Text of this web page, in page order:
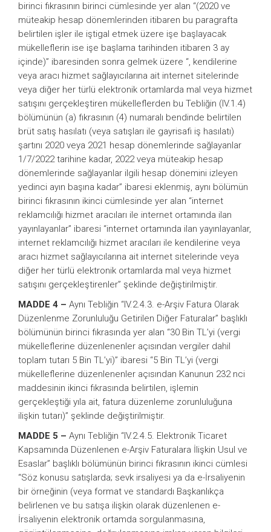
birinci fıkrasının birinci cümlesinde yer alan “(2020 ve
müteakip hesap dönemlerinden itibaren bu paragrafta
belirtilen işler ile iştigal etmek üzere işe başlayacak
mükelleflerin ise işe başlama tarihinden itibaren 3 ay
içinde)” ibaresinden sonra gelmek üzere “, kendilerine
veya aracı hizmet sağlayıcılarına ait internet sitelerinde
veya diğer her türlü elektronik ortamlarda mal veya hizmet
satışını gerçekleştiren mükelleflerden bu Tebliğin (IV.1.4)
bölümünün (a) fıkrasının (4) numaralı bendinde belirtilen
brüt satış hasılatı (veya satışları ile gayrisafi iş hasılatı)
şartını 2020 veya 2021 hesap dönemlerinde sağlayanlar
1/7/2022 tarihine kadar, 2022 veya müteakip hesap
dönemlerinde sağlayanlar ilgili hesap dönemini izleyen
yedinci ayın başına kadar” ibaresi eklenmiş, aynı bölümün
birinci fıkrasının ikinci cümlesinde yer alan “internet
reklamcılığı hizmet aracıları ile internet ortamında ilan
yayınlayanlar” ibaresi “internet ortamında ilan yayınlayanlar,
internet reklamcılığı hizmet aracıları ile kendilerine veya
aracı hizmet sağlayıcılarına ait internet sitelerinde veya
diğer her türlü elektronik ortamlarda mal veya hizmet
satışını gerçekleştirenler” şeklinde değiştirilmiştir.
MADDE 4 – Aynı Tebliğin “IV.2.4.3. e-Arşiv Fatura Olarak
Düzenlenme Zorunluluğu Getirilen Diğer Faturalar” başlıklı
bölümünün birinci fıkrasında yer alan “30 Bin TL’yi (vergi
mükelleflerine düzenlenenler açısından vergiler dahil
toplam tutarı 5 Bin TL’yi)” ibaresi “5 Bin TL’yi (vergi
mükelleflerine düzenlenenler açısından Kanunun 232 nci
maddesinin ikinci fıkrasında belirtilen, işlemin
gerçekleştiği yıla ait, fatura düzenleme zorunluluğuna
ilişkin tutarı)” şeklinde değiştirilmiştir.
MADDE 5 – Aynı Tebliğin “IV.2.4.5. Elektronik Ticaret
Kapsamında Düzenlenen e-Arşiv Faturalara İlişkin Usul ve
Esaslar” başlıklı bölümünün birinci fıkrasının ikinci cümlesi
“Söz konusu satışlarda; sevk irsaliyesi ya da e-İrsaliyenin
bir örneğinin (veya format ve standardı Başkanlıkça
belirlenen ve bu satışa ilişkin olarak düzenlenen e-
İrsaliyenin elektronik ortamda sorgulanmasına,